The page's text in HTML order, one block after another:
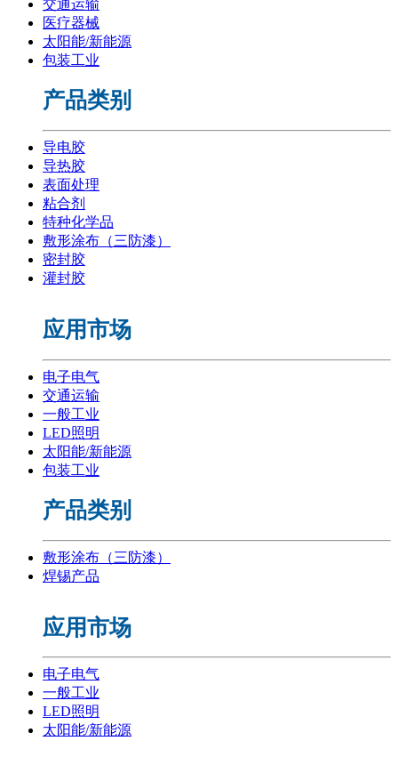
交通运输
医疗器械
太阳能/新能源
包装工业
产品类别
导电胶
导热胶
表面处理
粘合剂
特种化学品
敷形涂布（三防漆）
密封胶
灌封胶
应用市场
电子电气
交通运输
一般工业
LED照明
太阳能/新能源
包装工业
产品类别
敷形涂布（三防漆）
焊锡产品
应用市场
电子电气
一般工业
LED照明
太阳能/新能源